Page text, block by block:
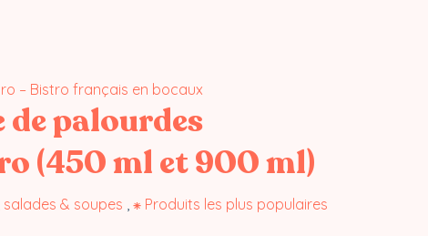
– Bistro français en bocaux
de palourdes
(450 ml et 900 ml)
salades & soupes , ⁕ Produits les plus populaires